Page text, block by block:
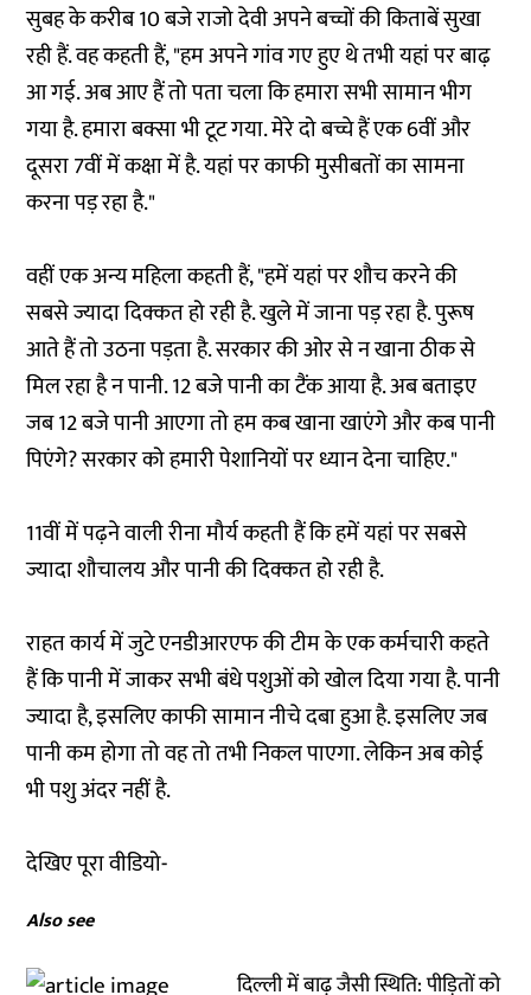
सुबह के करीब 10 बजे राजो देवी अपने बच्चों की किताबें सुखा
रही हैं. वह कहती हैं, "हम अपने गांव गए हुए थे तभी यहां पर बाढ़
आ गई. अब आए हैं तो पता चला कि हमारा सभी सामान भीग
गया है. हमारा बक्सा भी टूट गया. मेरे दो बच्चे हैं एक 6वीं और
दूसरा 7वीं में कक्षा में है. यहां पर काफी मुसीबतों का सामना
करना पड़ रहा है."
वहीं एक अन्य महिला कहती हैं, "हमें यहां पर शौच करने की
सबसे ज्यादा दिक्कत हो रही है. खुले में जाना पड़ रहा है. पुरूष
आते हैं तो उठना पड़ता है. सरकार की ओर से न खाना ठीक से
मिल रहा है न पानी. 12 बजे पानी का टैंक आया है. अब बताइए
जब 12 बजे पानी आएगा तो हम कब खाना खाएंगे और कब पानी
पिएंगे? सरकार को हमारी पेशानियों पर ध्यान देना चाहिए."
11वीं में पढ़ने वाली रीना मौर्य कहती हैं कि हमें यहां पर सबसे
ज्यादा शौचालय और पानी की दिक्कत हो रही है.
राहत कार्य में जुटे एनडीआरएफ की टीम के एक कर्मचारी कहते
हैं कि पानी में जाकर सभी बंधे पशुओं को खोल दिया गया है. पानी
ज्यादा है, इसलिए काफी सामान नीचे दबा हुआ है. इसलिए जब
पानी कम होगा तो वह तो तभी निकल पाएगा. लेकिन अब कोई
भी पशु अंदर नहीं है.
देखिए पूरा वीडियो-
Also see
दिल्ली में बाढ़ जैसी स्थिति: पीड़ितों को